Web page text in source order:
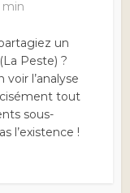
min
un
Peste) ?
l’analyse
tout
sous-
l’existence !